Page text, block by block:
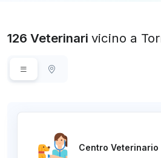
126 Veterinari vicino a
Centro Veterinario